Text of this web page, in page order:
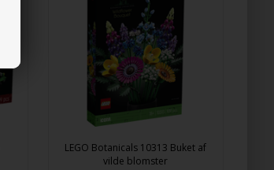
LEGO Botanicals 10313 Buket af
vilde blomster